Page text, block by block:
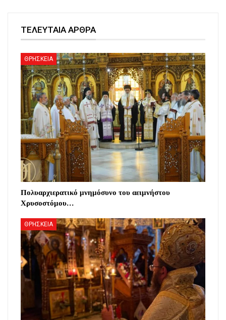
ΤΕΛΕΥΤΑΙΑ ΑΡΘΡΑ
ΘΡΗΣΚΕΙΑ
Πολυαρχιερατικό μνημόσυνο του αειμνήστου
Χρυσοστόμου…
ΘΡΗΣΚΕΙΑ